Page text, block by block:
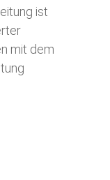
ist
mit dem